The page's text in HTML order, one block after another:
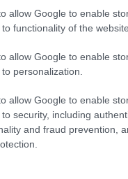
allow Google to enable
functionality of the
allow Google to enable
personalization.
allow Google to enable
security, including
and fraud prevention,
στο Google
ειδήσεις
τελευταίεςΕιδήσειςαπό την